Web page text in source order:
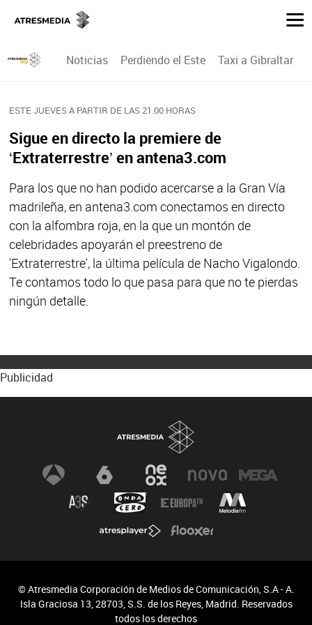
Noticias Perdiendo el Este Taxi a Gibraltar
ESTE JUEVES A PARTIR DE LAS 21.00 HORAS
Sigue en directo la premiere de
‘Extraterrestre’ en antena3.com
Para los que no han podido acercarse a la Gran Vía
madrileña, en antena3.com conectamos en directo
con la alfombra roja, en la que un montón de
celebridades apoyarán el preestreno de
'Extraterrestre', la última película de Nacho Vigalondo.
Te contamos todo lo que pasa para que no te pierdas
ningún detalle.
Publicidad
© Atresmedia Corporación de Medios de Comunicación, S.A - A.
Isla Graciosa 13, 28703, S.S. de los Reyes, Madrid. Reservados
todos los derechos